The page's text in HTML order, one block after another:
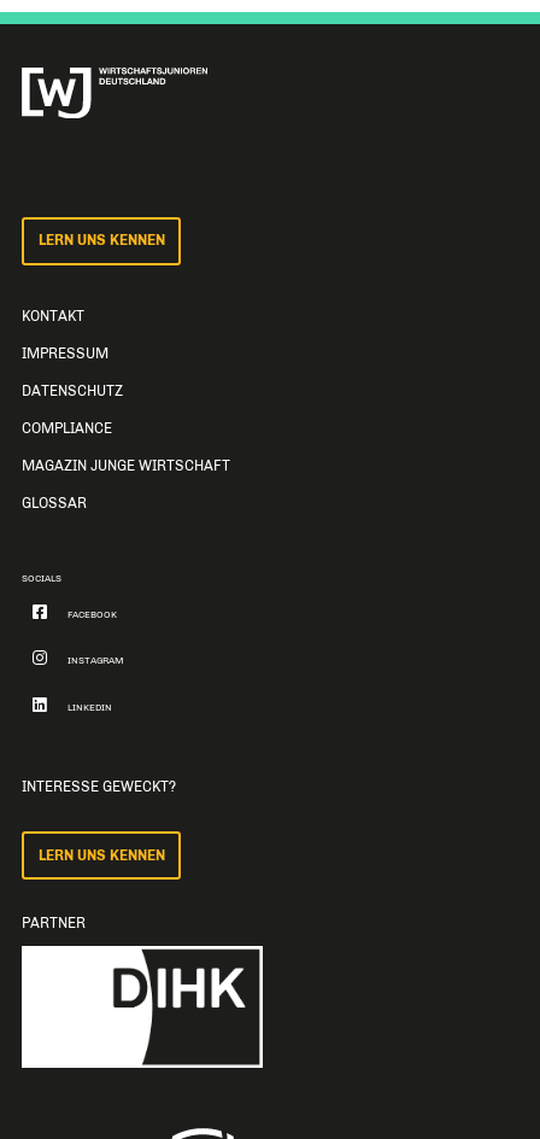
LERN UNS KENNEN
KONTAKT
IMPRESSUM
DATENSCHUTZ
COMPLIANCE
MAGAZIN JUNGE WIRTSCHAFT
GLOSSAR
SOCIALS
FACEBOOK
INSTAGRAM
LINKEDIN
INTERESSE GEWECKT?
LERN UNS KENNEN
PARTNER